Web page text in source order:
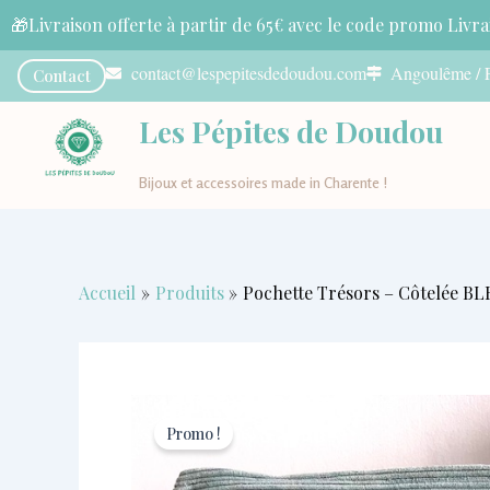
Aller
contenu
🎁Livraison offerte à partir de 65€ avec le code promo
Contact contact@lespepitesdedoudou.com Angoulême /
Les Pépites de Doudou
Bijoux et accessoires made in Charente !
Accueil Produits Pochette Trésors – Côtelée
Promo !